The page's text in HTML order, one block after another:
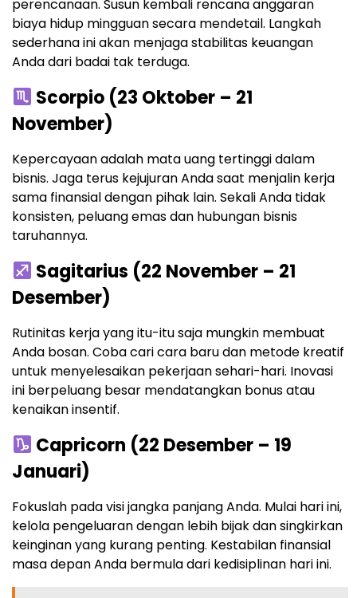
perencanaan. Susun kembali rencana anggaran
biaya hidup mingguan secara mendetail. Langkah
sederhana ini akan menjaga stabilitas keuangan
Anda dari badai tak terduga.
Scorpio (23 Oktober – 21
November)
Kepercayaan adalah mata uang tertinggi dalam
bisnis. Jaga terus kejujuran Anda saat menjalin kerja
sama finansial dengan pihak lain. Sekali Anda tidak
konsisten, peluang emas dan hubungan bisnis
taruhannya.
Sagitarius (22 November – 21
Desember)
Rutinitas kerja yang itu-itu saja mungkin membuat
Anda bosan. Coba cari cara baru dan metode kreatif
untuk menyelesaikan pekerjaan sehari-hari. Inovasi
ini berpeluang besar mendatangkan bonus atau
kenaikan insentif.
Capricorn (22 Desember – 19
Januari)
Fokuslah pada visi jangka panjang Anda. Mulai hari ini,
kelola pengeluaran dengan lebih bijak dan singkirkan
keinginan yang kurang penting. Kestabilan finansial
masa depan Anda bermula dari kedisiplinan hari ini.